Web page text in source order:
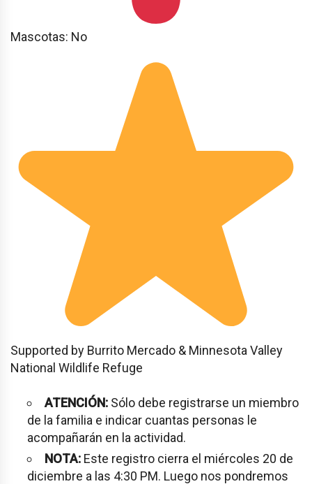
Mascotas: No
Supported by Burrito Mercado & Minnesota Valley
National Wildlife Refuge
ATENCIÓN: Sólo debe registrarse un miembro
de la familia e indicar cuantas personas le
acompañarán en la actividad.
NOTA: Este registro cierra el miércoles 20 de
diciembre a las 4:30 PM. Luego nos pondremos